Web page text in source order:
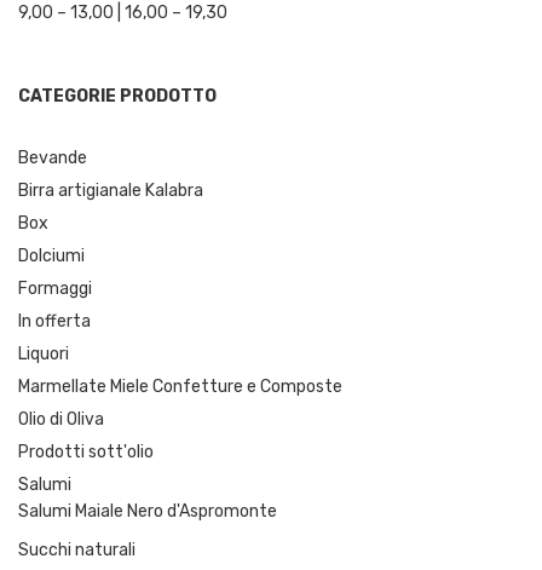
9,00 – 13,00 | 16,00 – 19,30
CATEGORIE PRODOTTO
Bevande
Birra artigianale Kalabra
Box
Dolciumi
Formaggi
In offerta
Liquori
Marmellate Miele Confetture e Composte
Olio di Oliva
Prodotti sott'olio
Salumi
Salumi Maiale Nero d'Aspromonte
Succhi naturali